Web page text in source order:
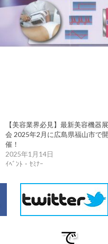
【美容業界必見】最新美容機器
会 2025年2月に広島県福山市で開
催！
2025年1月14日
ｲﾍﾞﾝﾄ・ｾﾐﾅｰ